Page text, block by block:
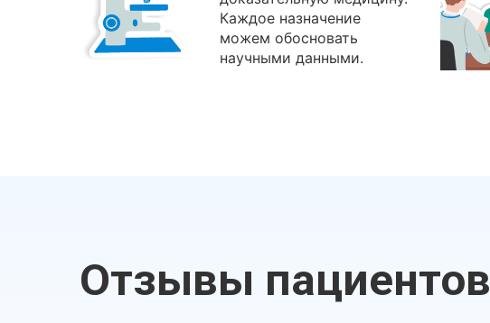
Каждое назначение
можем обосновать
научными данными.
Отзывы пациентов